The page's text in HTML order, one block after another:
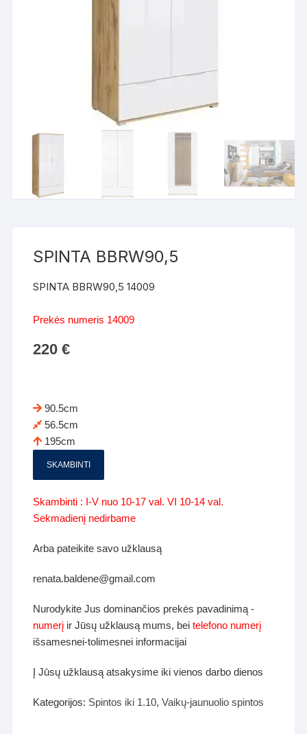
SPINTA BBRW90,5
SPINTA BBRW90,5 14009
Prekės numeris 14009
220€
90.5cm
56.5cm
195cm
SKAMBINTI
Skambinti : I-V nuo 10-17 val. VI 10-14 val.
Sekmadienį nedirbame
Arba pateikite savo užklausą
renata.baldene@gmail.com
Nurodykite Jus dominančios prekės pavadinimą -
numerį ir Jūsų užklausą mums, beitelefono numerį
išsamesnei-tolimesnei informacijai
Į Jūsų užklausą atsakysime iki vienos darbo dienos
Kategorijos: Spintos iki 1.10,Vaikų-jaunuolio spintos